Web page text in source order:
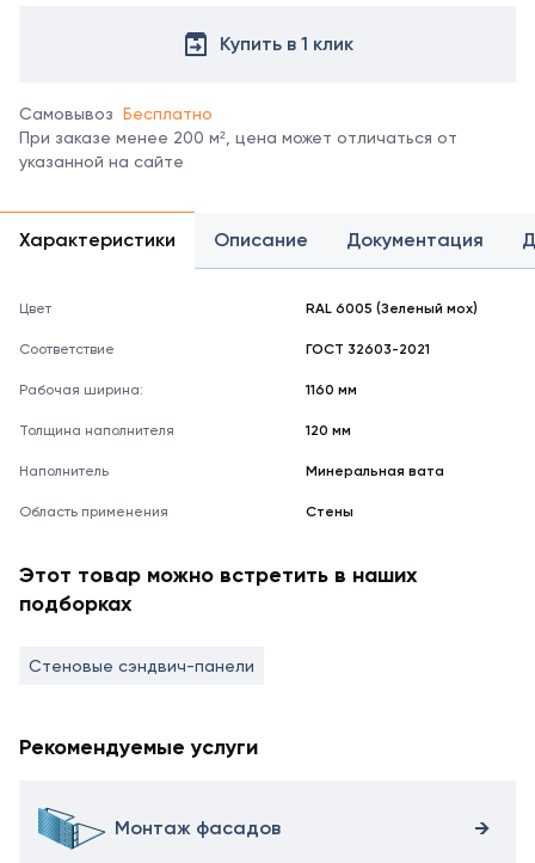
цвета
может
не
полностью
оттенку.
Купить в 1 клик
Самовывоз Бесплатно
При заказе менее 200 м², цена может отличаться от
указанной на сайте
Характеристики Описание Документация
Цвет RAL 6005 (Зеленый мох)
Соответствие ГОСТ 32603-2021
Рабочая ширина: 1160 мм
Толщина наполнителя 120 мм
Наполнитель Минеральная вата
Область применения Стены
Этот товар можно встретить в наших
подборках
Стеновые сэндвич-панели
Рекомендуемые услуги
Монтаж фасадов